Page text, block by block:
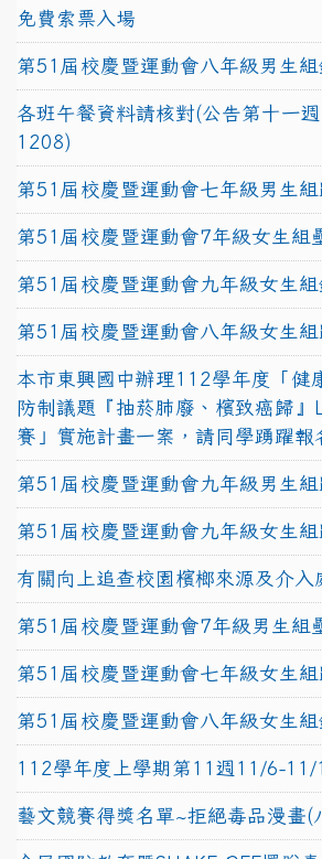
免費索票入場
第51屆校慶暨運動會八年級男生
各班午餐資料請核對(公告第十一
1208)
第51屆校慶暨運動會七年級男生
第51屆校慶暨運動會7年級女生組
第51屆校慶暨運動會九年級女生
第51屆校慶暨運動會八年級女生
本市東興國中辦理112學年度「健
防制議題『抽菸肺廢、檳致癌歸』
賽」實施計畫一案，請同學踴躍報
第51屆校慶暨運動會九年級男生
第51屆校慶暨運動會九年級女生
有關向上追查校園檳榔來源及介入
第51屆校慶暨運動會7年級男生組
第51屆校慶暨運動會七年級女生
第51屆校慶暨運動會八年級女生
112學年度上學期第11週11/6-11/
藝文競賽得獎名單~拒絕毒品漫畫(